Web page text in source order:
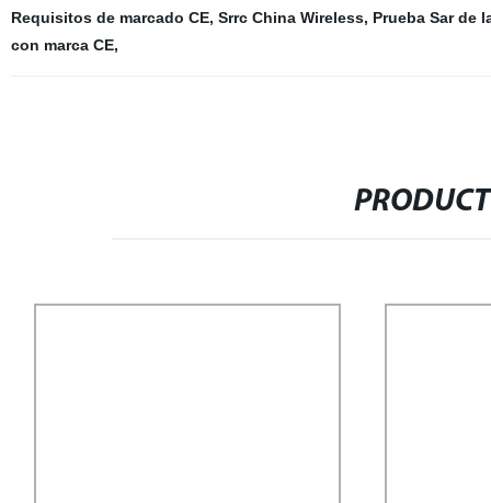
Requisitos de marcado CE, Srrc China Wireless, Prueba Sar de
con marca CE,